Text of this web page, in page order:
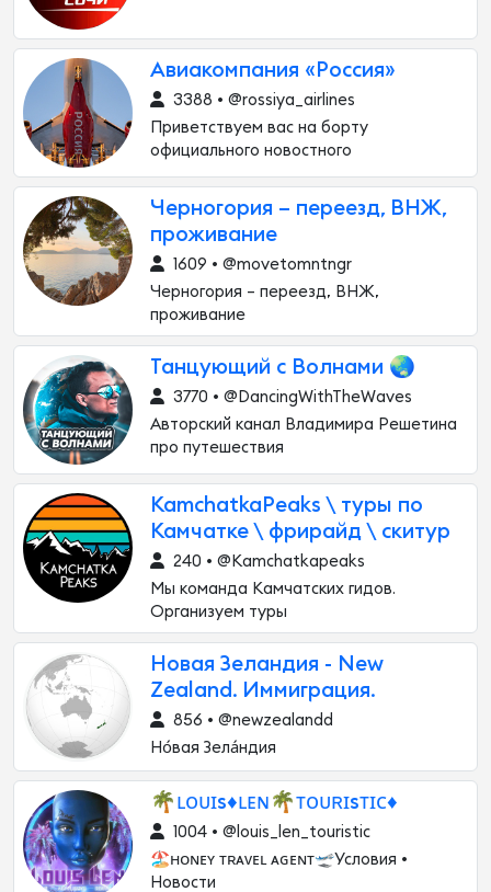
Авиакомпания «Россия»
3388 • @rossiya_airlines
Приветствуем вас на борту
официального новостного
Черногория – переезд, ВНЖ,
проживание
1609 • @movetomntngr
Черногория – переезд, ВНЖ,
проживание
Танцующий с Волнами 🌏
3770 • @DancingWithTheWaves
Авторский канал Владимира Решетина
про путешествия
KamchatkaPeaks \ туры по
Камчатке \ фрирайд \ скитур
240 • @Kamchatkapeaks
Мы команда Камчатских гидов.
Организуем туры
Новая Зеландия - New
Zealand. Иммиграция.
856 • @newzealandd
Но́вая Зела́ндия
🌴ʟᴏᴜɪs♦️ʟᴇɴ🌴ᴛᴏᴜʀɪsᴛɪᴄ♦️
1004 • @louis_len_touristic
🏖ʜᴏɴᴇʏ ᴛʀᴀᴠᴇʟ ᴀɢᴇɴᴛ🛫Условия •
Новости